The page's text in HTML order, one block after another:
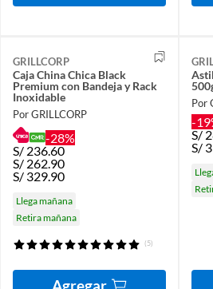
GRILLCORP
Caja China Chica Black
Premium con Bandeja y Rack
Inoxidable
Por GRILLCORP
-28%
S/ 236.60
S/ 262.90
S/ 329.90
Llega mañana
Retira mañana
(5)
Agregar
Por
-
S/
S/